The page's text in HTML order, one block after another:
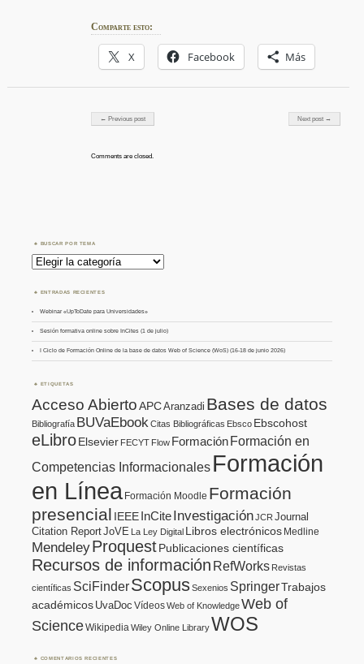
Comparte esto:
X Facebook Más
Post navigation
← Previous post Next post →
Comments are closed.
BUSCAR POR TEMA
Buscar
por
Tema
ENTRADAS RECIENTES
Webinar «UpToDate para Universidades»
Sesión formativa online sobre InCites (1 de julio)
I Ciclo de Formación Online de la base de datos Web of Science (WoS) (16-18 de junio 2026)
ETIQUETAS
Acceso AbiertoAPCAranzadi Bases de datos
Bibliografía BUVaEbookCitas Bibliográficas Ebsco Ebscohost
eLibroElsevier FECYT Flow FormaciónFormación en
Competencias Informacionales Formación
en Línea Formación Moodle Formación
presencial IEEE InCite InvestigaciónJCR Journal
Citation ReportJoVE La Ley Digital Libros electrónicos Medline
MendeleyProquestPublicaciones científicas
Recursos de información RefWorks Revistas
científicas SciFinderScopusSexenios SpringerTrabajos
académicos UvaDoc VídeosWeb of KnowledgeWeb of
ScienceWikipediaWiley Online LibraryWOS
COMENTARIOS RECIENTES